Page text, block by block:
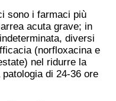
sono i farmaci più
acuta grave; in
diversi
(norfloxacina e
nel ridurre la
di 24-36 ore